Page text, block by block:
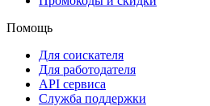
Помощь
Для соискателя
Для работодателя
API сервиса
Служба поддержки